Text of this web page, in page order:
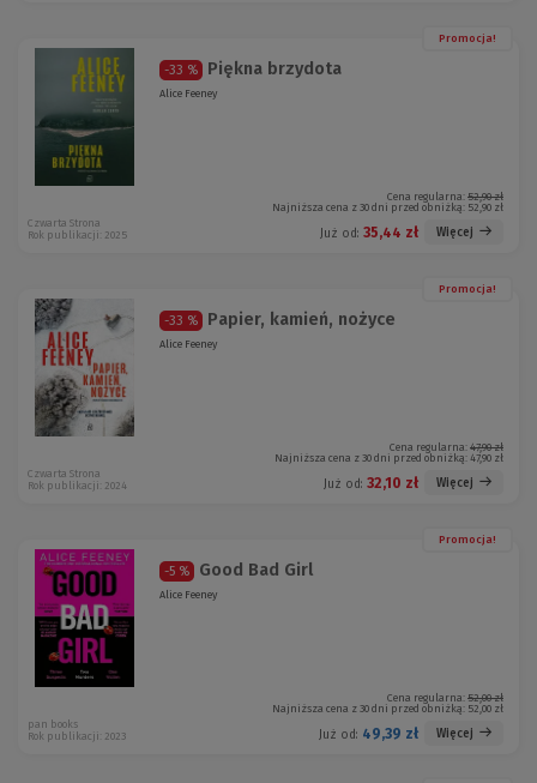
Promocja!
-33 % Piękna brzydota
Alice Feeney
Cena regularna: 52,90 zł
Najniższa cena z 30 dni przed obniżką: 52,90 zł
Już od: 35,44 zł Więcej
Czwarta Strona
Rok publikacji: 2025
Promocja!
-33 % Papier, kamień, nożyce
Alice Feeney
Cena regularna: 47,90 zł
Najniższa cena z 30 dni przed obniżką: 47,90 zł
Już od: 32,10 zł Więcej
Czwarta Strona
Rok publikacji: 2024
Promocja!
-5 % Good Bad Girl
Alice Feeney
Cena regularna: 52,00 zł
Najniższa cena z 30 dni przed obniżką: 52,00 zł
Już od: 49,39 zł Więcej
pan books
Rok publikacji: 2023